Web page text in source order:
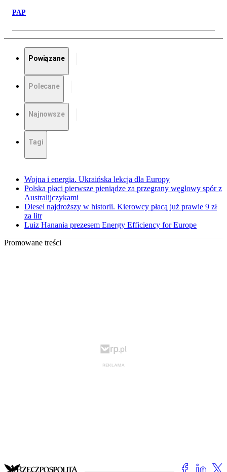
PAP
Powiązane
Polecane
Najnowsze
Tagi
Wojna i energia. Ukraińska lekcja dla Europy
Polska płaci pierwsze pieniądze za przegrany węglowy spór z
Australijczykami
Diesel najdroższy w historii. Kierowcy płacą już prawie 9 zł
za litr
Luiz Hanania prezesem Energy Efficiency for Europe
Promowane treści